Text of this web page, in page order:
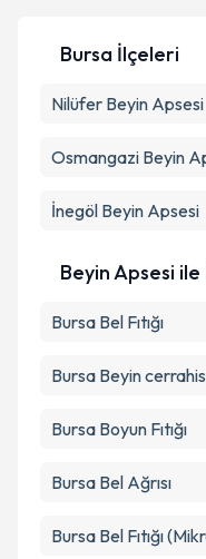
Metni'ni
Bursa İlçeleri
Nilüfer Beyin Apsesi
Osmangazi Beyin
İnegöl Beyin Apsesi
Beyin Apsesi
Bursa Bel Fıtığı
Bursa Beyin
Bursa Boyun Fıtığı
Bursa Bel Ağrısı
Bursa Bel Fıtığı